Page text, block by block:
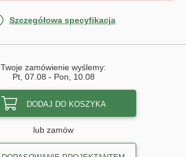
Szczegółowa specyfikacja
Twoje zamówienie wyślemy:
Pt, 07.08 - Pon, 10.08
DODAJ DO KOSZYKA
lub zamów